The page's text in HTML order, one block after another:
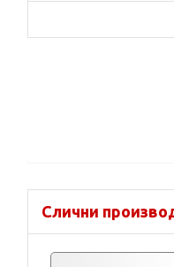
Слични